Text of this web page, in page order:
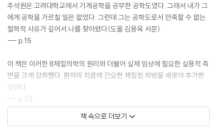
주석원은 고려대학교에서 기계공학을 공부한 공학도였다. 그래서 내가 그
에게 공학을 가르칠 일은 없었다. 그런데 그는 공학도로서 만족할 수 없는
철학적 사유가 깊어서 나를 찾아왔다(도올 김용옥 서문).
--- p.15
이 책은 이러한 8체질의학의 원리와 더불어 실제 임상에 필요한 실용적 측
면을 크게 강화했다. 환자의 치료에 긴요한 체질침 처방을 새로이 추가한
것이다.
--- p.23
장부가 자신의 기를 생성·조절한다는 개념은 여태까지의 한의학의 이론에
책 속으로 더보기